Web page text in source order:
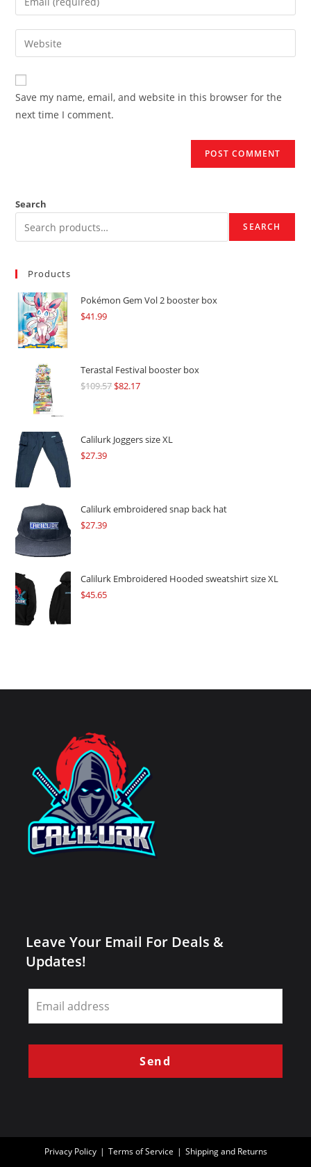
comment
your
email
address
comment
Enter
your
website
URL
(optional)
Save my name, email, and website in this browser for the
next time I comment.
Search
SEARCH
Products
Pokémon Gem Vol 2 booster box
$41.99
Terastal Festival booster box
$109.57Original
$109.57.
$82.17Current
$82.17.
Calilurk Joggers size XL
$27.39
Calilurk embroidered snap back hat
$27.39
Calilurk Embroidered Hooded sweatshirt size XL
$45.65
Leave Your Email For Deals &
Updates!
Leave
this
field
blank
Send
Privacy Policy Terms of Service Shipping and Returns